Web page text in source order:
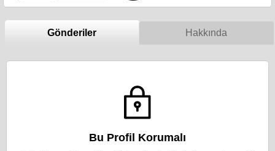
Gönderiler Hakkında
Bu Profil Korumalı